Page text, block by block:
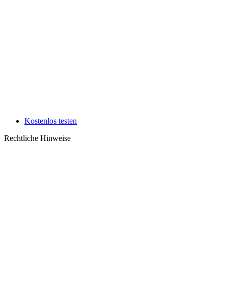
Kostenlos testen
Rechtliche Hinweise